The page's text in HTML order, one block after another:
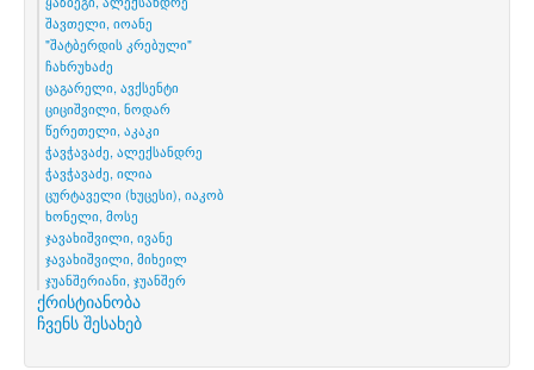
შავთელი, იოანე
"შატბერდის კრებული"
ჩახრუხაძე
ცაგარელი, ავქსენტი
ციციშვილი, ნოდარ
წერეთელი, აკაკი
ჭავჭავაძე, ალექსანდრე
ჭავჭავაძე, ილია
ცურტაველი (ხუცესი), იაკობ
ხონელი, მოსე
ჯავახიშვილი, ივანე
ჯავახიშვილი, მიხეილ
ჯუანშერიანი, ჯუანშერ
ქრისტიანობა
ჩვენს შესახებ